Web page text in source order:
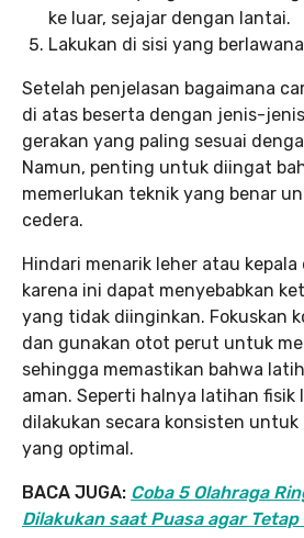
ke luar, sejajar dengan lantai.
Lakukan di sisi yang
Setelah penjelasan bagaimana
di atas beserta dengan jenis-
gerakan yang paling sesuai
Namun, penting untuk diingat
memerlukan teknik yang benar
cedera.
Hindari menarik leher atau
karena ini dapat menyebabkan
yang tidak diinginkan. Fokuskan
dan gunakan otot perut untuk
sehingga memastikan bahwa
aman. Seperti halnya latihan fisik
dilakukan secara konsisten untuk
yang optimal.
BACA JUGA: Coba 5 Olahraga
Dilakukan saat Puasa agar